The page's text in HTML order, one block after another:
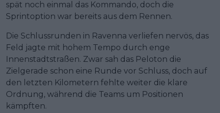
spät noch einmal das Kommando, doch die
Sprintoption war bereits aus dem Rennen.
Die Schlussrunden in Ravenna verliefen nervös, das
Feld jagte mit hohem Tempo durch enge
Innenstadtstraßen. Zwar sah das Peloton die
Zielgerade schon eine Runde vor Schluss, doch auf
den letzten Kilometern fehlte weiter die klare
Ordnung, während die Teams um Positionen
kämpften.